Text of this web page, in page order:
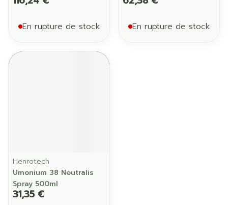
En rupture de stock En rupture de stock
Henrotech
Umonium 38 Neutralis
Spray 500ml
31,35 €